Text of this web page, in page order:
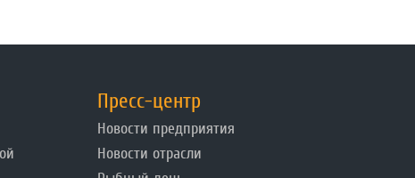
Пресс-центр
Новости предприятия
Новости отрасли